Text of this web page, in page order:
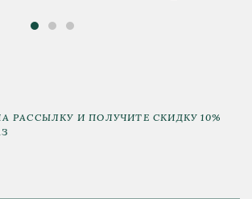
РАССЫЛКУ И ПОЛУЧИТЕ СКИДКУ 10%